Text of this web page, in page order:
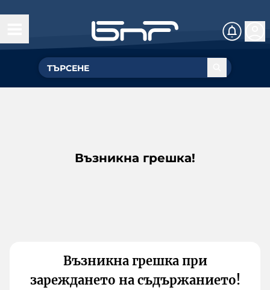
Възникна грешка!
Възникна грешка при
зареждането на съдържанието!